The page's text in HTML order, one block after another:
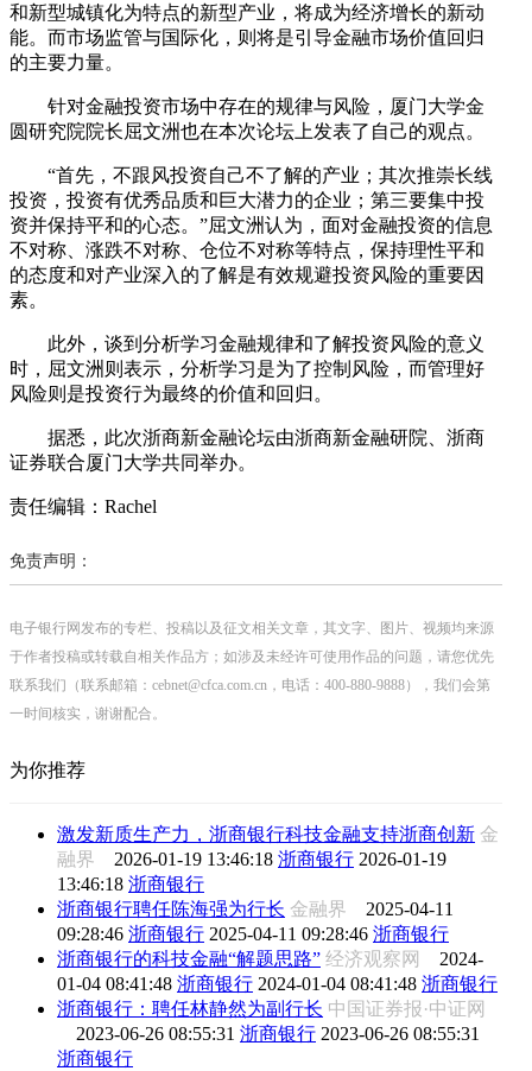
和新型城镇化为特点的新型产业，将成为经济增长的新动
能。而市场监管与国际化，则将是引导金融市场价值回归
的主要力量。
针对金融投资市场中存在的规律与风险，厦门大学金
圆研究院院长屈文洲也在本次论坛上发表了自己的观点。
“首先，不跟风投资自己不了解的产业；其次推崇长线
投资，投资有优秀品质和巨大潜力的企业；第三要集中投
资并保持平和的心态。”屈文洲认为，面对金融投资的信息
不对称、涨跌不对称、仓位不对称等特点，保持理性平和
的态度和对产业深入的了解是有效规避投资风险的重要因
素。
此外，谈到分析学习金融规律和了解投资风险的意义
时，屈文洲则表示，分析学习是为了控制风险，而管理好
风险则是投资行为最终的价值和回归。
据悉，此次浙商新金融论坛由浙商新金融研院、浙商
证券联合厦门大学共同举办。
责任编辑：Rachel
免责声明：
电子银行网发布的专栏、投稿以及征文相关文章，其文字、图片、视频均来源
于作者投稿或转载自相关作品方；如涉及未经许可使用作品的问题，请您优先
联系我们（联系邮箱：cebnet@cfca.com.cn，电话：400-880-9888），我们会第
一时间核实，谢谢配合。
为你推荐
激发新质生产力，浙商银行科技金融支持浙商创新 金
融界 2026-01-19 13:46:18 浙商银行 2026-01-19
13:46:18 浙商银行
浙商银行聘任陈海强为行长 金融界 2025-04-11
09:28:46 浙商银行 2025-04-11 09:28:46 浙商银行
浙商银行的科技金融“解题思路” 经济观察网 2024-
01-04 08:41:48 浙商银行 2024-01-04 08:41:48 浙商银行
浙商银行：聘任林静然为副行长 中国证券报·中证网
2023-06-26 08:55:31 浙商银行 2023-06-26 08:55:31
浙商银行